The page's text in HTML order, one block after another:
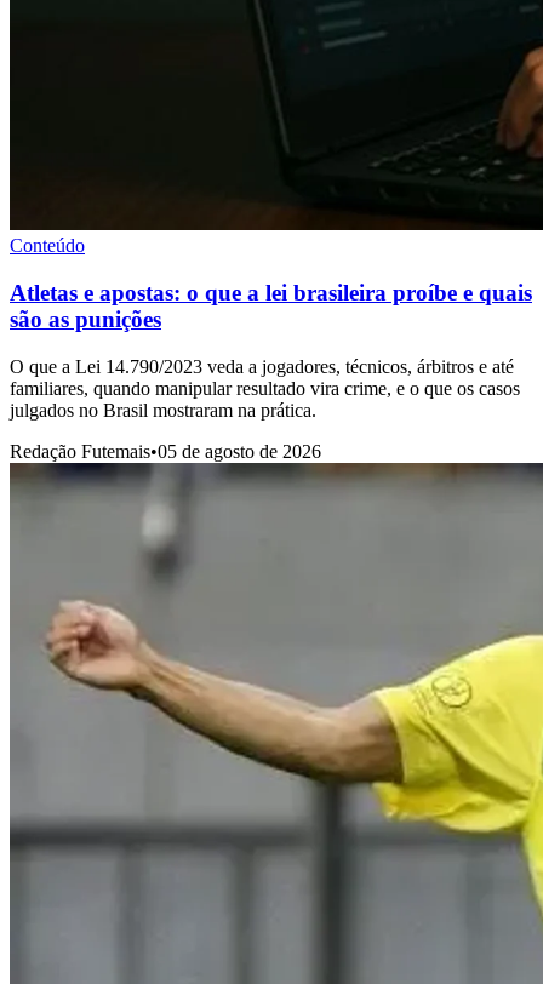
Conteúdo
Atletas e apostas: o que a lei brasileira proíbe e quais
são as punições
O que a Lei 14.790/2023 veda a jogadores, técnicos, árbitros e até
familiares, quando manipular resultado vira crime, e o que os casos
julgados no Brasil mostraram na prática.
Redação Futemais•05 de agosto de 2026